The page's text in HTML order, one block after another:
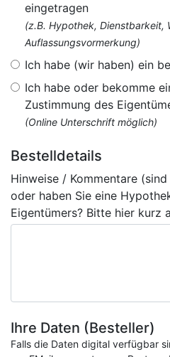
eingetragen
(z.B. Hypothek, Dienstbarkeit,
Auflassungsvormerkung)
Ich habe (wir haben) ein
Ich habe oder bekomme
Zustimmung des
(Online Unterschrift möglich)
Bestelldetails
Hinweise / Kommentare
oder haben Sie eine
Eigentümers? Bitte hier kurz
Ihre Daten (Besteller)
Falls die Daten digital verfügbar